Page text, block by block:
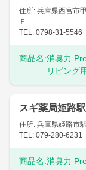
住所: 兵庫県西宮市
Ｆ
TEL: 0798-31-5546
商品名:消臭力
リビング
スギ薬局姫路
住所: 兵庫県姫路市
TEL: 079-280-6231
商品名:消臭力